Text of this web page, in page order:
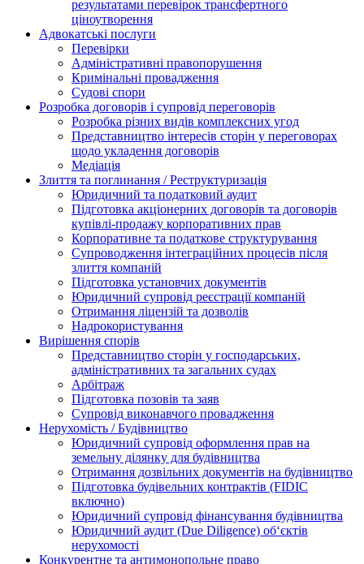
результатами перевірок трансфертного
ціноутворення
Адвокатські послуги
Перевірки
Адміністративні правопорушення
Кримінальні провадження
Судові спори
Розробка договорів і супровід переговорів
Розробка різних видів комплексних угод
Представництво інтересів сторін у переговорах
щодо укладення договорів
Медіація
Злиття та поглинання / Реструктуризація
Юридичний та податковий аудит
Підготовка акціонерних договорів та договорів
купівлі-продажу корпоративних прав
Корпоративне та податкове структурування
Супроводження інтеграційних процесів після
злиття компаній
Підготовка установчих документів
Юридичний супровід реєстрації компаній
Отримання ліцензій та дозволів
Надрокористування
Вирішення спорів
Представництво сторін у господарських,
адміністративних та загальних судах
Арбітраж
Підготовка позовів та заяв
Супровід виконавчого провадження
Нерухомість / Будівництво
Юридичний супровід оформлення прав на
земельну ділянку для будівництва
Отримання дозвільних документів на будівництво
Підготовка будівельних контрактів (FIDIC
включно)
Юридичний супровід фінансування будівництва
Юридичний аудит (Due Diligence) об‘єктів
нерухомості
Конкурентне та антимонопольне право